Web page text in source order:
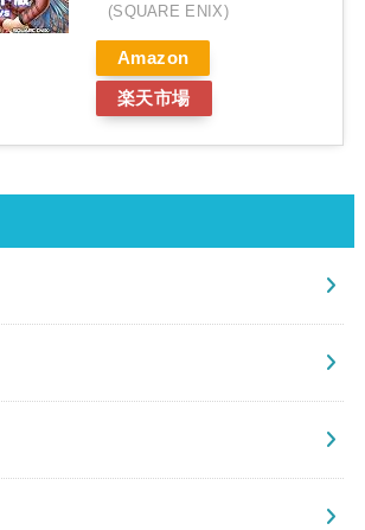
(SQUARE ENIX)
Amazon
楽天市場